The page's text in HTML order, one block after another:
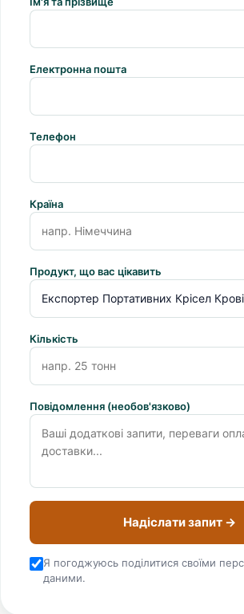
Електронна пошта
Телефон
Країна
Продукт, що вас цікавить
Кількість
Повідомлення (необов'язково)
Надіслати запит →
Я погоджуюсь поділитися своїми
даними.